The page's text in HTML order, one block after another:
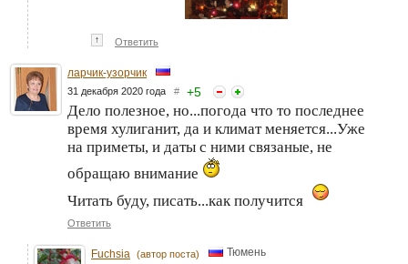
↑ Ответить
ларчик-узорчик
31 декабря 2020 года # +5
Дело полезное, но...погода что то последнее
время хулиганит, да и климат меняется...Уже
на приметы, и даты с ними связаные, не
обращаю внимание
Читать буду, писать...как получится
Ответить
Fuchsia (автор поста) Тюмень